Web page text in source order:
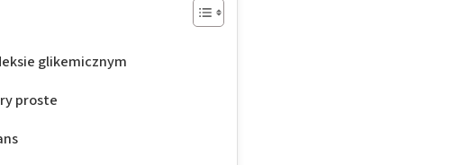
glikemicznym
proste